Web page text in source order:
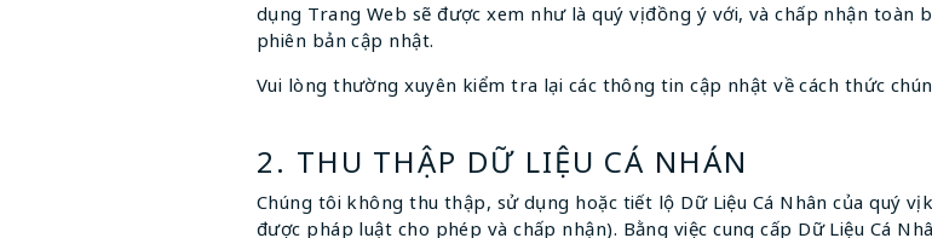
dụng Trang Web sẽ được xem như là quý vị đồng ý với, và chấp nhận
phiên bản cập nhật.
Vui lòng thường xuyên kiểm tra lại các thông tin cập nhật về cách thức
2. THU THẬP DỮ LIỆU CÁ NHÁN
Chúng tôi không thu thập, sử dụng hoặc tiết lộ Dữ Liệu Cá Nhân của quý
được pháp luật cho phép và chấp nhận). Bằng việc cung cấp Dữ Liệu Cá